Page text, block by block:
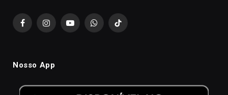
FacebookInstagramYouTubeWhatsAppTikTok
Nosso App